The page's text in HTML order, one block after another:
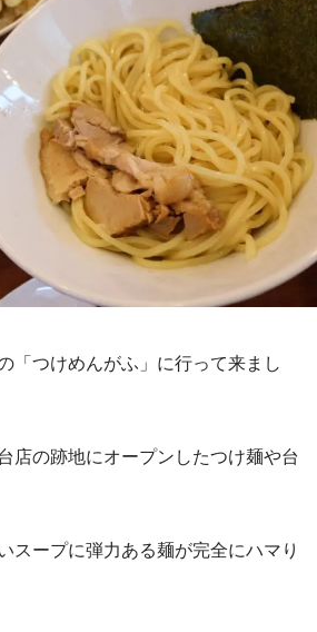
「つけめんがふ」に行って来まし
店の跡地にオープンしたつけ麺や台
スープに弾力ある麺が完全にハマり